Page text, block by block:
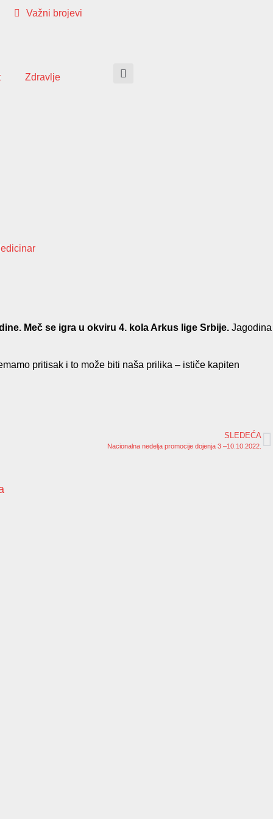
Važni brojevi
Zdravlje
Meč se igra u okviru 4. kola Arkus lige Srbije. Jagodina
pritisak i to može biti naša prilika – ističe kapiten
SLEDEĆA
Nacionalna nedelja promocije dojenja 3 –10.10.2022.